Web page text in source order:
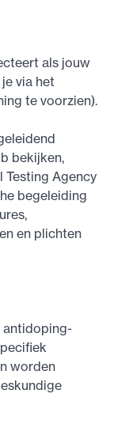
als jouw
via het
te voorzien).
bekijken,
Agency
begeleiding
en plichten
antidoping-
worden